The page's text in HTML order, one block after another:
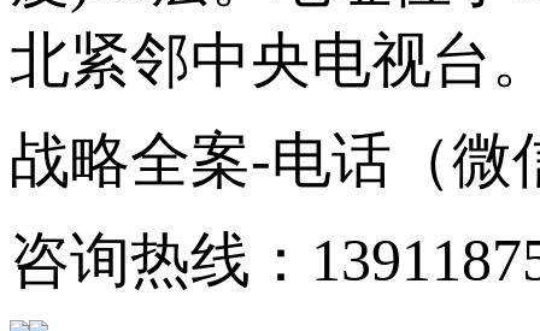
北紧邻中央电视台
战略全案-电话（微
咨询热线：